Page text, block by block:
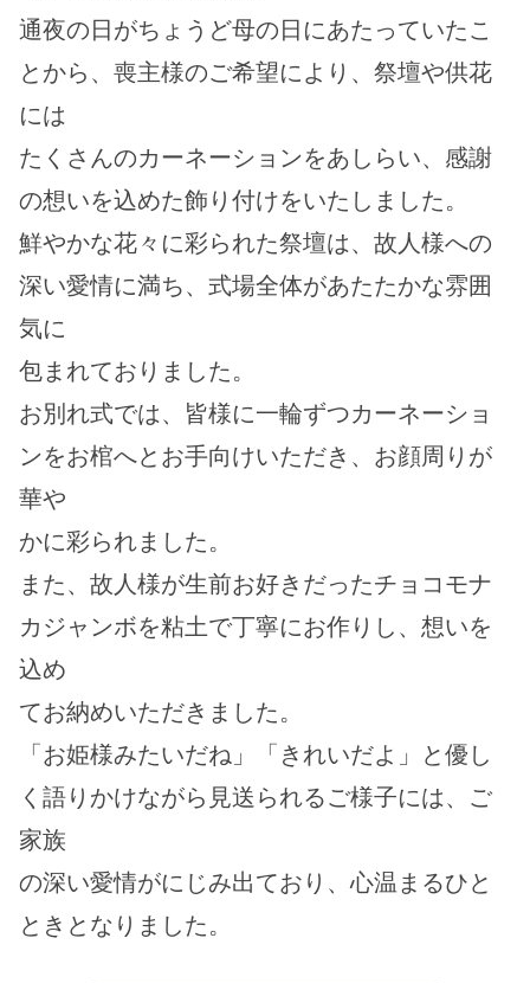
通夜の日がちょうど母の日にあたっていたこ
とから、喪主様のご希望により、祭壇や供花
には
たくさんのカーネーションをあしらい、感謝
の想いを込めた飾り付けをいたしました。
鮮やかな花々に彩られた祭壇は、故人様への
深い愛情に満ち、式場全体があたたかな雰囲
気に
包まれておりました。
お別れ式では、皆様に一輪ずつカーネーショ
ンをお棺へとお手向けいただき、お顔周りが
華や
かに彩られました。
また、故人様が生前お好きだったチョコモナ
カジャンボを粘土で丁寧にお作りし、想いを
込め
てお納めいただきました。
「お姫様みたいだね」「きれいだよ」と優し
く語りかけながら見送られるご様子には、ご
家族
の深い愛情がにじみ出ており、心温まるひと
ときとなりました。